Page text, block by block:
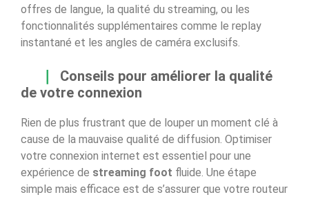
offres de langue, la qualité du streaming, ou les
fonctionnalités supplémentaires comme le replay
instantané et les angles de caméra exclusifs.
Conseils pour améliorer la qualité
de votre connexion
Rien de plus frustrant que de louper un moment clé à
cause de la mauvaise qualité de diffusion. Optimiser
votre connexion internet est essentiel pour une
expérience de streaming foot fluide. Une étape
simple mais efficace est de s’assurer que votre routeur